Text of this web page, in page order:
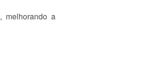
melhorando a